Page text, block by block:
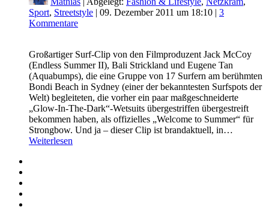
Sport, Streetstyle | 09. Dezember 2011 um 18:10 | 3
Kommentare
Großartiger Surf-Clip von den Filmproduzent Jack McCoy
(Endless Summer II), Bali Strickland und Eugene Tan
(Aquabumps), die eine Gruppe von 17 Surfern am berühmten
Bondi Beach in Sydney (einer der bekanntesten Surfspots der
Welt) begleiteten, die vorher ein paar maßgeschneiderte
„Glow-In-The-Dark“-Wetsuits übergestriffen übergestreift
bekommen haben, als offizielles „Welcome to Summer“ für
Strongbow. Und ja – dieser Clip ist brandaktuell, in…
Weiterlesen